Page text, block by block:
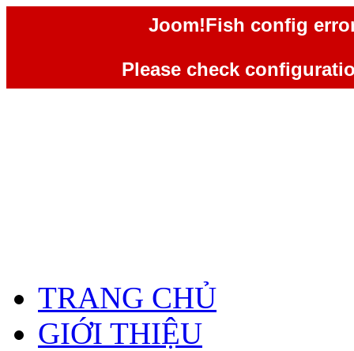
Joom!Fish config
Please check
TRANG CHỦ
GIỚI THIỆU